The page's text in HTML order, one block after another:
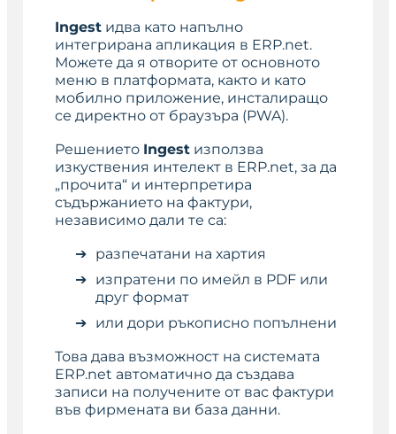
Ingest идва като напълно
интегрирана апликация в ERP.net.
Можете да я отворите от основното
меню в платформата, както и като
мобилно приложение, инсталиращо
се директно от браузъра (PWA).
Решението Ingest използва
изкуствения интелект в ERP.net, за да
„прочита“ и интерпретира
съдържанието на фактури,
независимо дали те са:
разпечатани на хартия
изпратени по имейл в PDF или
друг формат
или дори ръкописно попълнени
Това дава възможност на системата
ERP.net автоматично да създава
записи на получените от вас фактури
във фирмената ви база данни.